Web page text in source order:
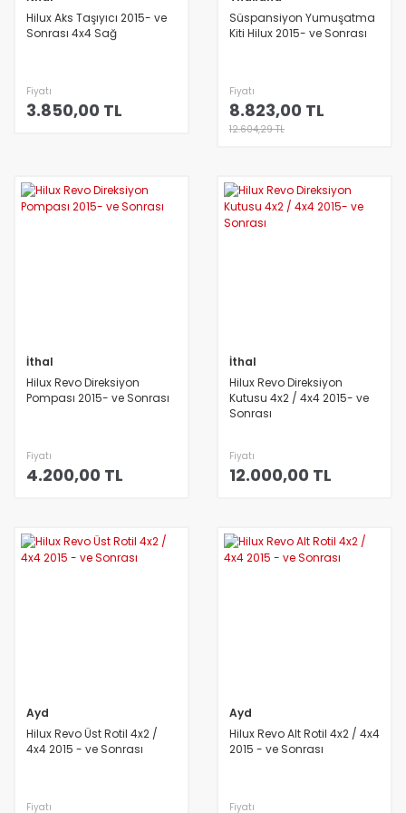
Hilux Aks Taşıyıcı 2015- ve
Sonrası 4x4 Sağ
Fiyatı
3.850,00 TL
Süspansiyon Yumuşatma
Kiti Hilux 2015- ve Sonrası
Fiyatı
8.823,00 TL
12.604,29 TL
İthal
Hilux Revo Direksiyon
Pompası 2015- ve Sonrası
Fiyatı
4.200,00 TL
İthal
Hilux Revo Direksiyon
Kutusu 4x2 / 4x4 2015- ve
Sonrası
Fiyatı
12.000,00 TL
Ayd
Hilux Revo Üst Rotil 4x2 /
4x4 2015 - ve Sonrası
Fiyatı
Ayd
Hilux Revo Alt Rotil 4x2 / 4x4
2015 - ve Sonrası
Fiyatı